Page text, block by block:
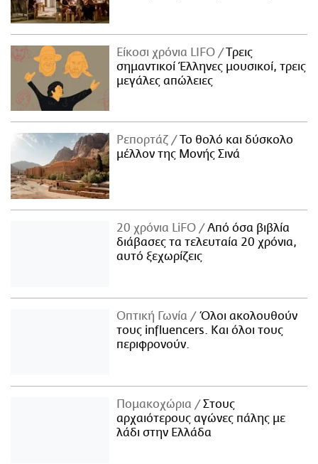
Είκοσι χρόνια LIFO
Tρεις
σημαντικοί Έλληνες μουσικοί, τρεις
μεγάλες απώλειες
Ρεπορτάζ
Το θολό και δύσκολο
μέλλον της Μονής Σινά
20 χρόνια LiFO
Από όσα βιβλία
διάβασες τα τελευταία 20 χρόνια,
αυτό ξεχωρίζεις
Οπτική Γωνία
Όλοι ακολουθούν
τους influencers. Και όλοι τους
περιφρονούν.
Πομακοχώρια
Στους
αρχαιότερους αγώνες πάλης με
λάδι στην Ελλάδα